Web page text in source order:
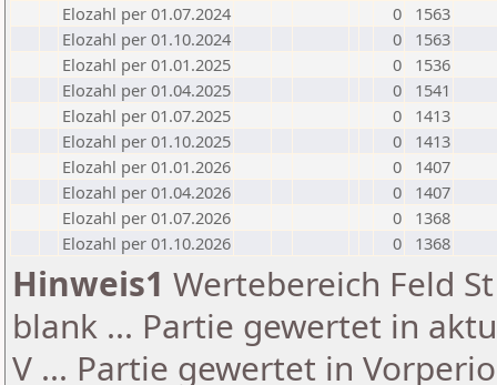
Elozahl per 01.07.2024
0
1563
Elozahl per 01.10.2024
0
1563
Elozahl per 01.01.2025
0
1536
Elozahl per 01.04.2025
0
1541
Elozahl per 01.07.2025
0
1413
Elozahl per 01.10.2025
0
1413
Elozahl per 01.01.2026
0
1407
Elozahl per 01.04.2026
0
1407
Elozahl per 01.07.2026
0
1368
Elozahl per 01.10.2026
0 1368
Hinweis1 Wertebereich Feld
blank ... Partie gewertet in
V ... Partie gewertet in